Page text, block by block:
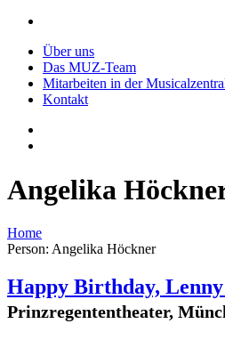
Über uns
Das MUZ-Team
Mitarbeiten in der
Kontakt
Angelika
Home
Person: Angelika Höckner
Happy Birthday, Lenny
Prinzregententheater,